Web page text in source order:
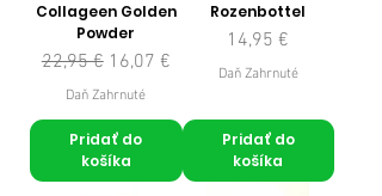
Collageen Golden
Powder
Normálna cena
22,95 € Zľavnená cena
16,07 €
Daň Zahrnuté
Pridať do
košíka
Rozenbottel
Cena
14,95 €
Daň Zahrnuté
Pridať do
košíka